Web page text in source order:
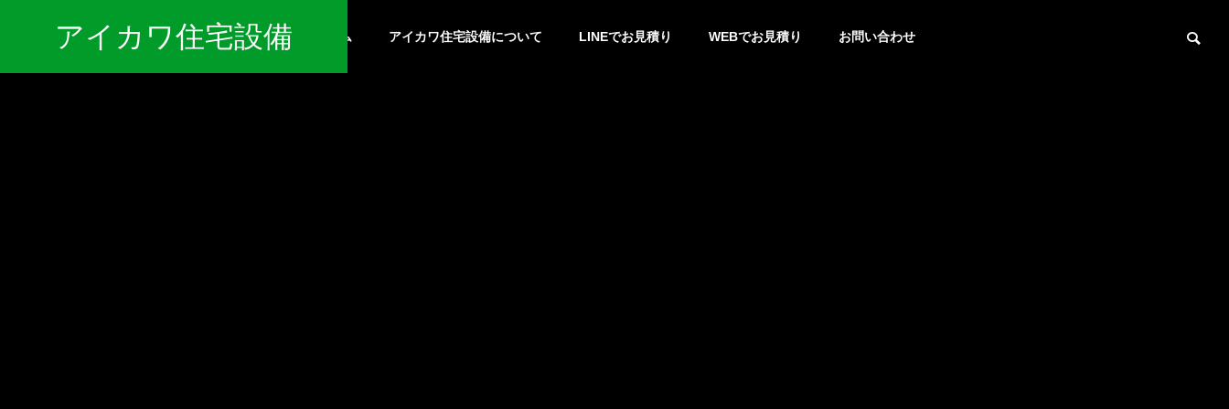
アイカワ住宅設備 ホーム アイカワ住宅設備について LINEでお見積り WEBでお見積り お問い合わせ